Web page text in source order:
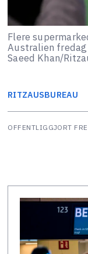
Flere
Australien
Saeed Khan/
RITZAUSBUREAU
OFFENTLIGGJORT